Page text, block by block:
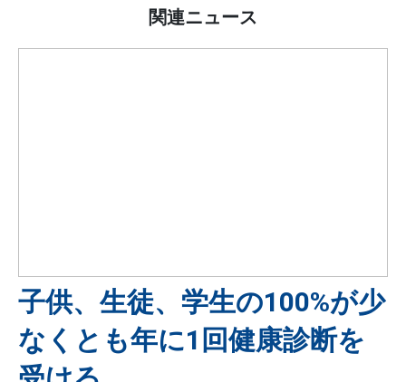
関連ニュース
子供、生徒、学生の100%が少
なくとも年に1回健康診断を